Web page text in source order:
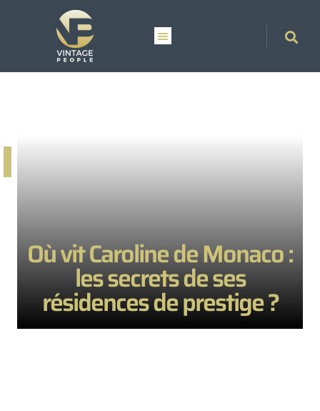
Où vit Caroline de Monaco :
les secrets de ses
résidences de prestige ?